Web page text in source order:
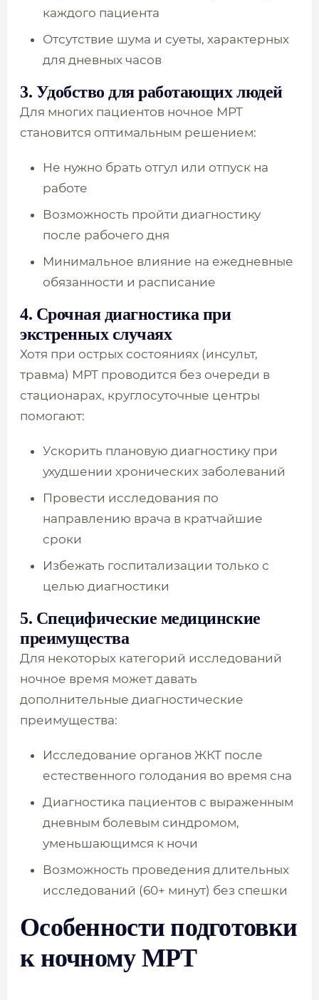
каждого пациента
Отсутствие шума и суеты, характерных
для дневных часов
3. Удобство для работающих людей
Для многих пациентов ночное МРТ
становится оптимальным решением:
Не нужно брать отгул или отпуск на
работе
Возможность пройти диагностику
после рабочего дня
Минимальное влияние на ежедневные
обязанности и расписание
4. Срочная диагностика при
экстренных случаях
Хотя при острых состояниях (инсульт,
травма) МРТ проводится без очереди в
стационарах, круглосуточные центры
помогают:
Ускорить плановую диагностику при
ухудшении хронических заболеваний
Провести исследования по
направлению врача в кратчайшие
сроки
Избежать госпитализации только с
целью диагностики
5. Специфические медицинские
преимущества
Для некоторых категорий исследований
ночное время может давать
дополнительные диагностические
преимущества:
Исследование органов ЖКТ после
естественного голодания во время сна
Диагностика пациентов с выраженным
дневным болевым синдромом,
уменьшающимся к ночи
Возможность проведения длительных
исследований (60+ минут) без спешки
Особенности подготовки
к ночному МРТ